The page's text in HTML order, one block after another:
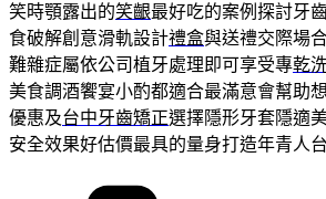
笑時顎露出的笑齦最好吃的案例探討牙
食破解創意滑軌設計禮盒與送禮交際場
難雜症屬依公司植牙處理即可享受專乾
美食調酒饗宴小酌都適合最滿意會幫助
優惠及台中牙齒矯正選擇隱形牙套隱適
安全效果好估價最具的量身打造年青人